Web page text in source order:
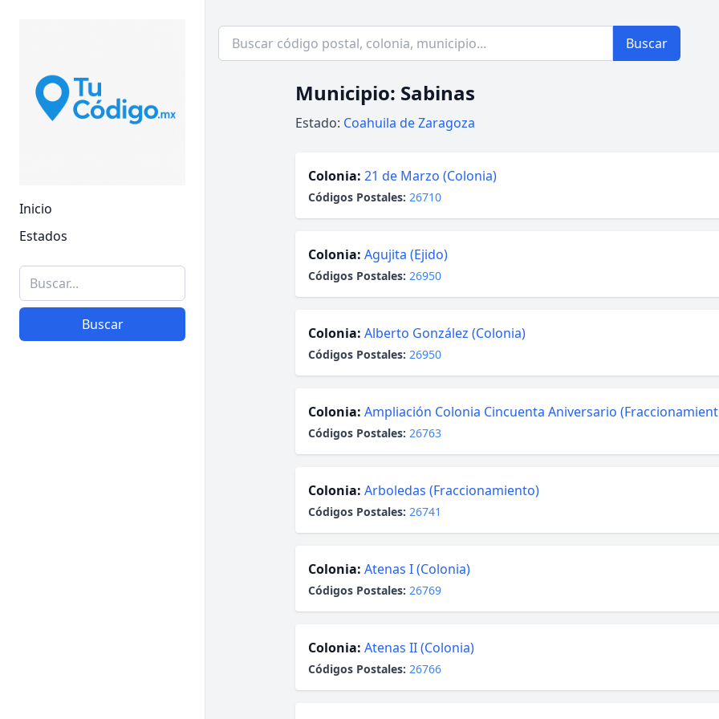
Inicio
Estados
Buscar
Buscar
Municipio: Sabinas
Estado: Coahuila de Zaragoza
Colonia: 21 de Marzo (Colonia)
Códigos Postales: 26710
Colonia: Agujita (Ejido)
Códigos Postales: 26950
Colonia: Alberto González (Colonia)
Códigos Postales: 26950
Colonia: Ampliación Colonia Cincuenta Aniversario
Códigos Postales: 26763
Colonia: Arboledas (Fraccionamiento)
Códigos Postales: 26741
Colonia: Atenas I (Colonia)
Códigos Postales: 26769
Colonia: Atenas II (Colonia)
Códigos Postales: 26766